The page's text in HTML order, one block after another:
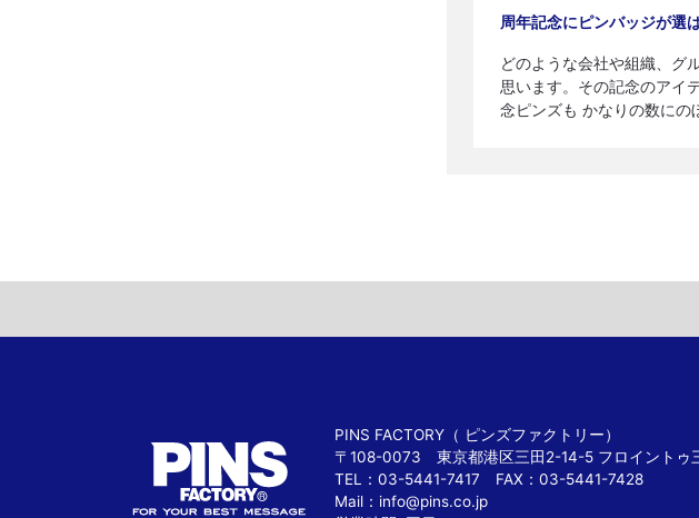
周年記念にピンバッジが選
どのような会社や組織、グ
思います。その記念のアイ
念ピンズも かなりの数にの
PINS FACTORY（ ピンズファクトリー）
〒108-0073 東京都港区三田2-14-5 フロイントゥ
TEL：03-5441-7417 FAX：03-5441-7428
Mail： info@pins.co.jp